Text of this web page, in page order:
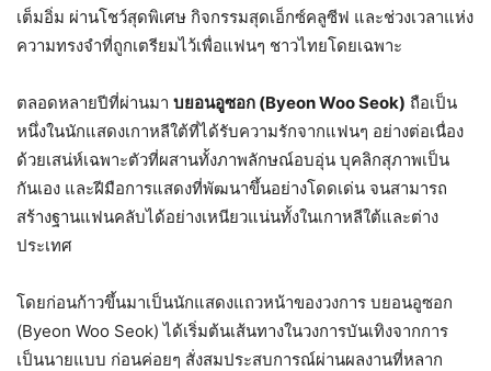
เต็มอิ่ม ผ่านโชว์สุดพิเศษ กิจกรรมสุดเอ็กซ์คลูซีฟ และช่วงเวลาแห่ง
ความทรงจำที่ถูกเตรียมไว้เพื่อแฟนๆ ชาวไทยโดยเฉพาะ
ตลอดหลายปีที่ผ่านมา บยอนอูซอก (Byeon Woo Seok) ถือเป็น
หนึ่งในนักแสดงเกาหลีใต้ที่ได้รับความรักจากแฟนๆ อย่างต่อเนื่อง
ด้วยเสน่ห์เฉพาะตัวที่ผสานทั้งภาพลักษณ์อบอุ่น บุคลิกสุภาพเป็น
กันเอง และฝีมือการแสดงที่พัฒนาขึ้นอย่างโดดเด่น จนสามารถ
สร้างฐานแฟนคลับได้อย่างเหนียวแน่นทั้งในเกาหลีใต้และต่าง
ประเทศ
โดยก่อนก้าวขึ้นมาเป็นนักแสดงแถวหน้าของวงการ บยอนอูซอก
(Byeon Woo Seok) ได้เริ่มต้นเส้นทางในวงการบันเทิงจากการ
เป็นนายแบบ ก่อนค่อยๆ สั่งสมประสบการณ์ผ่านผลงานที่หลาก